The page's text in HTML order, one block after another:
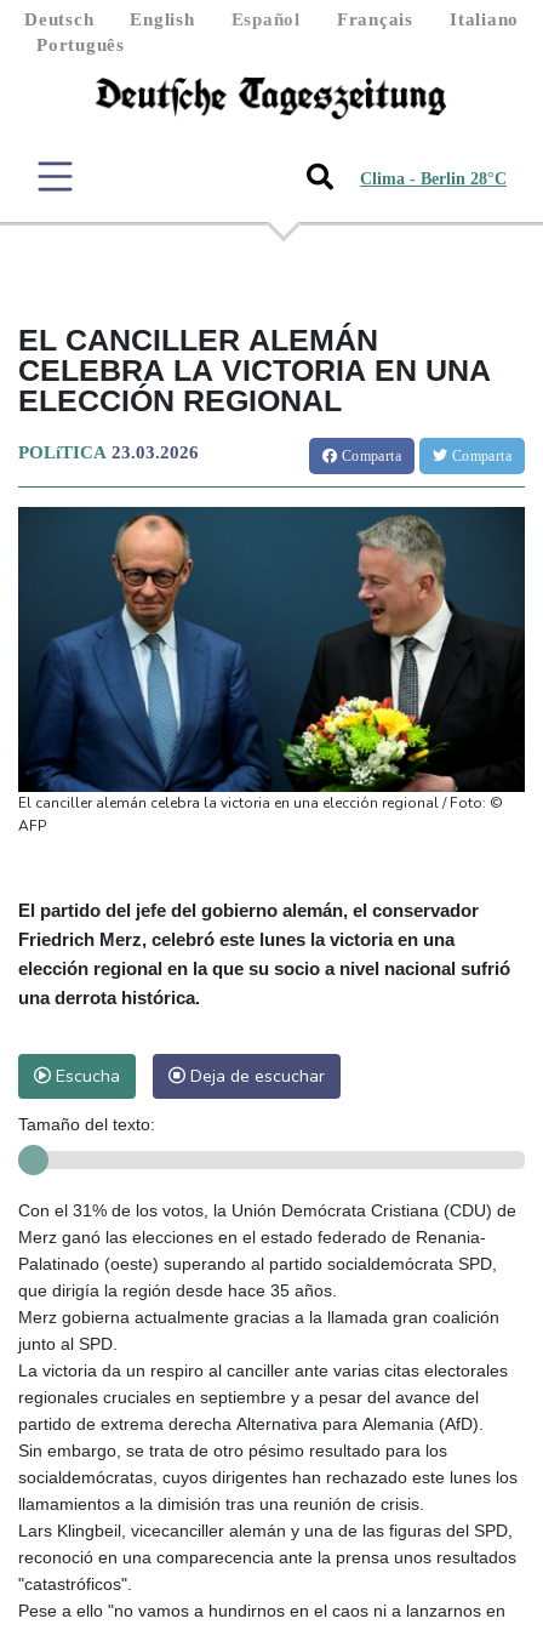
Deutsch English Español Français
Italiano
Português
Clima - Berlin 28°C
EL CANCILLER ALEMÁN
CELEBRA LA VICTORIA EN UNA
ELECCIÓN REGIONAL
POLíTICA 23.03.2026 Comparta Comparta
El canciller alemán celebra la victoria en una elección regional / Foto: ©
AFP
El partido del jefe del gobierno alemán, el conservador
Friedrich Merz, celebró este lunes la victoria en una
elección regional en la que su socio a nivel nacional sufrió
una derrota histórica.
Escucha Deja de escuchar
Tamaño del texto:
Con el 31% de los votos, la Unión Demócrata Cristiana (CDU) de
Merz ganó las elecciones en el estado federado de Renania-
Palatinado (oeste) superando al partido socialdemócrata SPD,
que dirigía la región desde hace 35 años.
Merz gobierna actualmente gracias a la llamada gran coalición
junto al SPD.
La victoria da un respiro al canciller ante varias citas electorales
regionales cruciales en septiembre y a pesar del avance del
partido de extrema derecha Alternativa para Alemania (AfD).
Sin embargo, se trata de otro pésimo resultado para los
socialdemócratas, cuyos dirigentes han rechazado este lunes los
llamamientos a la dimisión tras una reunión de crisis.
Lars Klingbeil, vicecanciller alemán y una de las figuras del SPD,
reconoció en una comparecencia ante la prensa unos resultados
"catastróficos".
Pese a ello "no vamos a hundirnos en el caos ni a lanzarnos en